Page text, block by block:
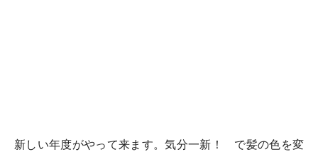
新しい年度がやって来ます。気分一新！ で髪の色を変